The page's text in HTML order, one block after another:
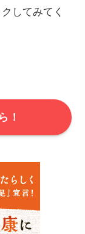
してみてく
！